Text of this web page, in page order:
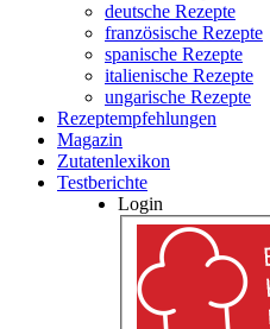
deutsche Rezepte
französische Rezepte
spanische Rezepte
italienische Rezepte
ungarische Rezepte
Rezeptempfehlungen
Magazin
Zutatenlexikon
Testberichte
Login